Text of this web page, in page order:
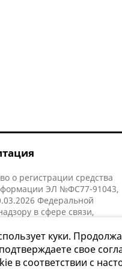
о регистрации средства
ЭЛ №ФС77-91043,
Федеральной
в сфере связи,
(Роскомнадзор).
куки.
свое
в соответствии с